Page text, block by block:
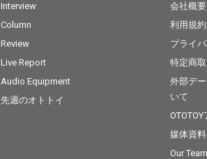
Interview
Column
Review
Live Report
Audio Equipment
先週のオトトイ
会社概要
利用規約
プライ
特定商
外部デ
いて
OTOTOY
媒体資
Our Team